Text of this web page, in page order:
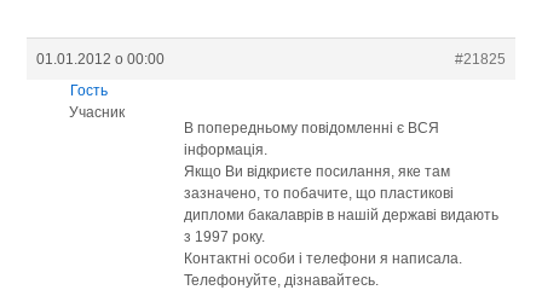
01.01.2012 о 00:00
#21825
Гость
Учасник
В попередньому повідомленні є ВСЯ
інформація.
Якщо Ви відкриєте посилання, яке там
зазначено, то побачите, що пластикові
дипломи бакалаврів в нашій державі видають
з 1997 року.
Контактні особи і телефони я написала.
Телефонуйте, дізнавайтесь.